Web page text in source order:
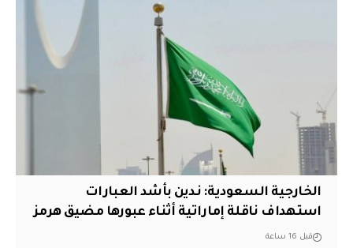
‏الخارجية السعودية: ندين بأشد العبارات
استهداف ناقلة إماراتية أثناء عبورها مضيق هرمز
قبل 16 ساعة